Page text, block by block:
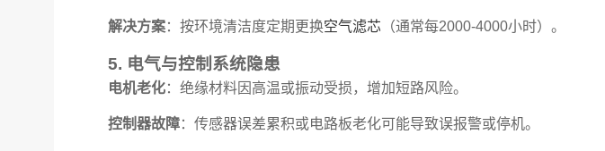
解决方案：按环境清洁度定期更换空气滤芯 （通常每2000-4000小时）。
5. 电气与控制系统隐患
电机老化：绝缘材料因高温或振动受损，增加短路风险。
控制器故障：传感器误差累积或电路板老化可能导致误报警或停机。